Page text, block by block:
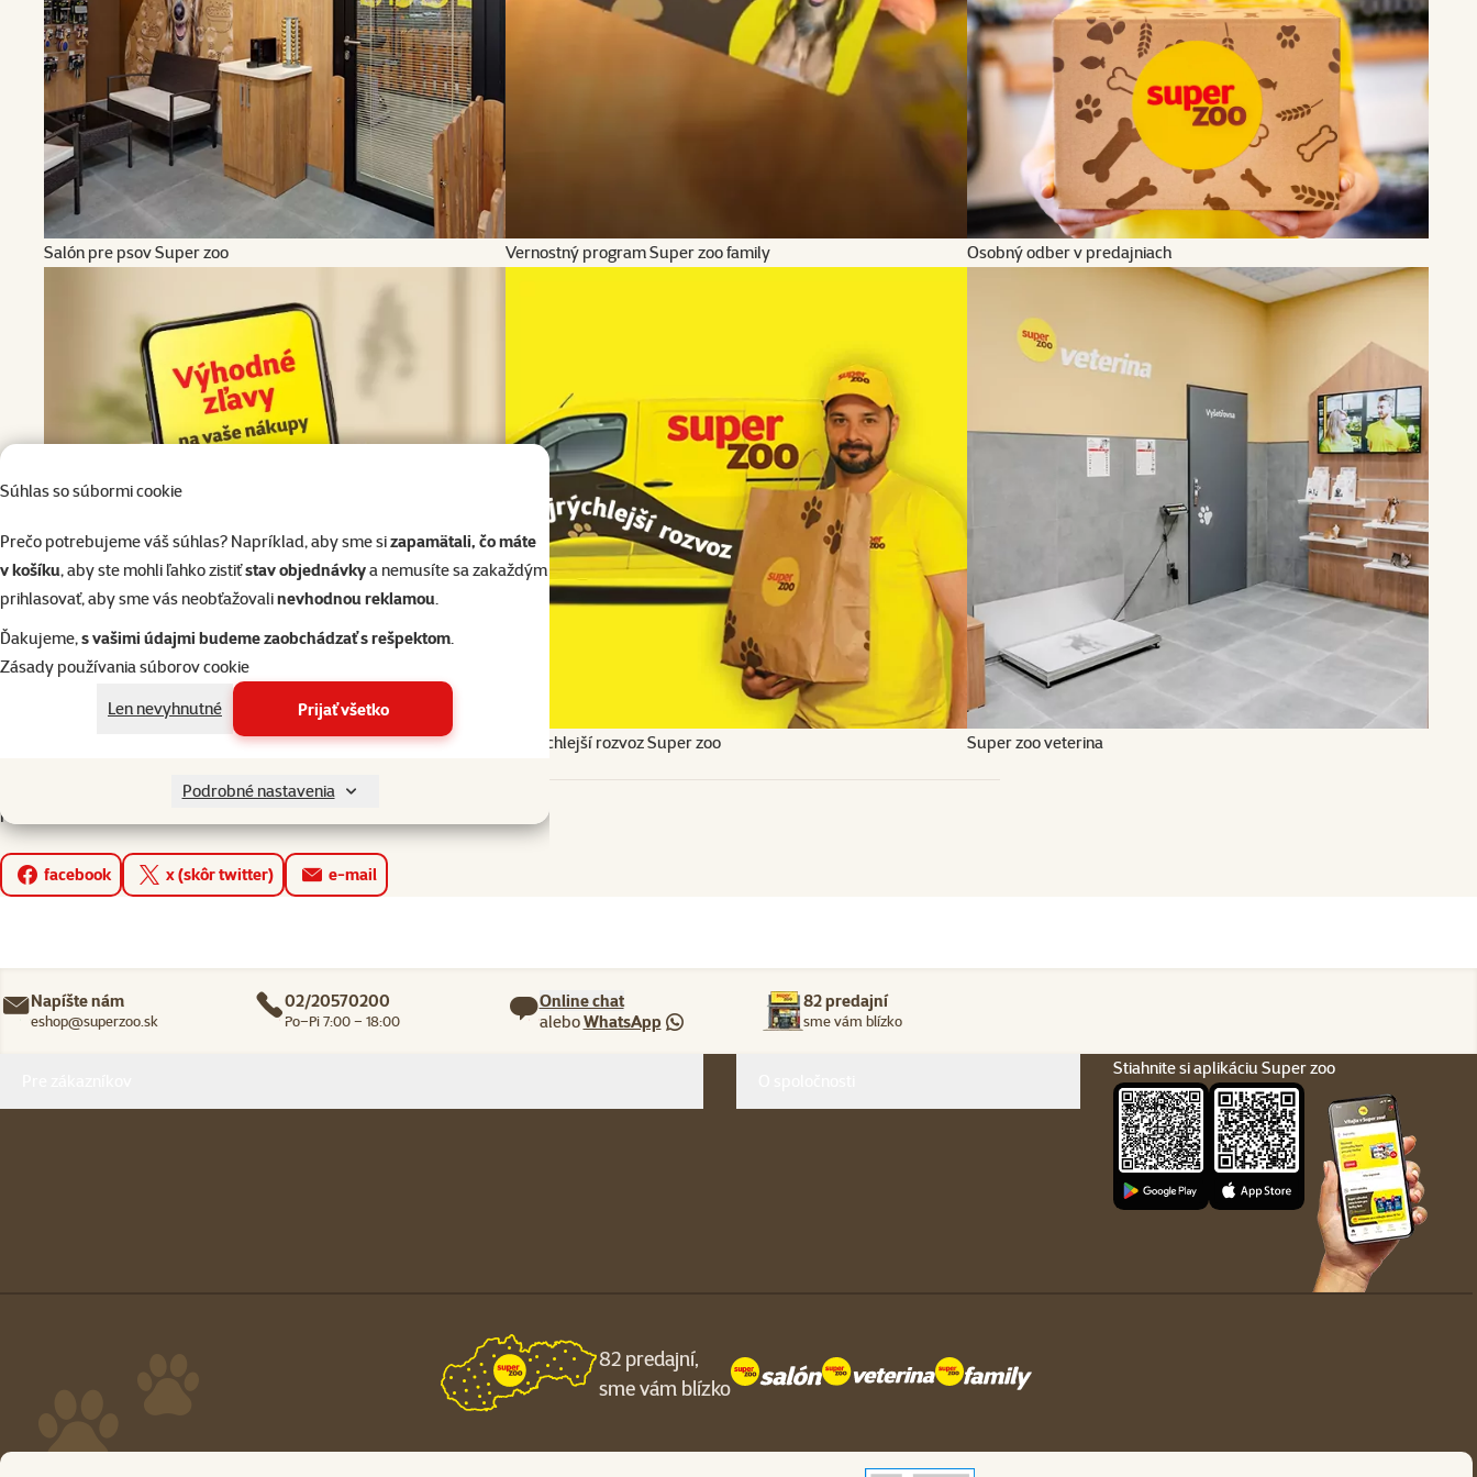
Súhlas so súbormi cookie
Prečo potrebujeme váš súhlas? Napríklad, aby sme sizapamätali, čo máte
v košíku, aby ste mohli ľahko zistiťstav objednávkya nemusíte sa zakaždým
prihlasovať, aby sme vás neobťažovalinevhodnou reklamou.
Ďakujeme,s vašimi údajmi budeme zaobchádzať s rešpektom.
Zásady používania súborov cookie
Len nevyhnutné
Prijať všetko
Podrobné nastavenia
Salón pre psov Super zoo Vernostný program Super zoo family Osobný odber v predajniach
Mobilná aplikácia Super zoo Najrýchlejší rozvoz Super zoo Super zoo veterina
Páčila sa vám stránka? Zdieľať!
facebook x (skôr twitter) e-mail
Napíšte nám
eshop@superzoo.sk
02/20570200
Po–Pi 7:00 – 18:00
Online chat
aleboWhatsApp
82 predajní
sme vám blízko
Stiahnite si aplikáciu Super zoo
82 predajní,
sme vám blízko